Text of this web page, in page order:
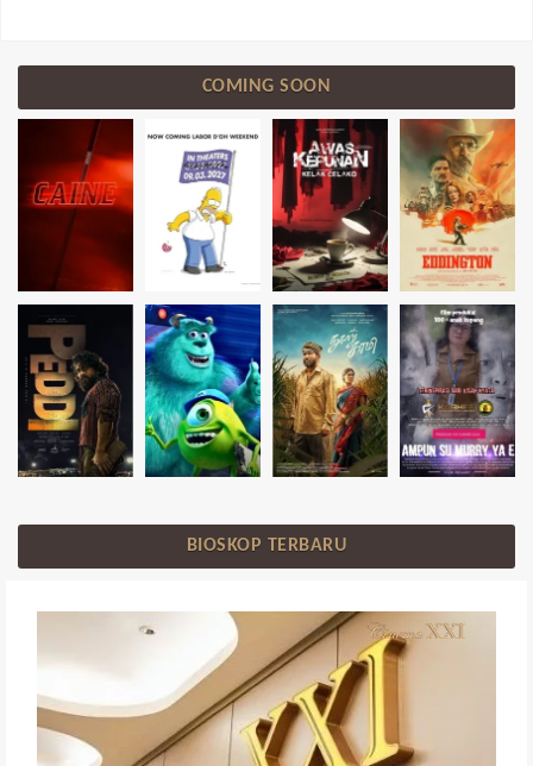
COMING SOON
BIOSKOP TERBARU